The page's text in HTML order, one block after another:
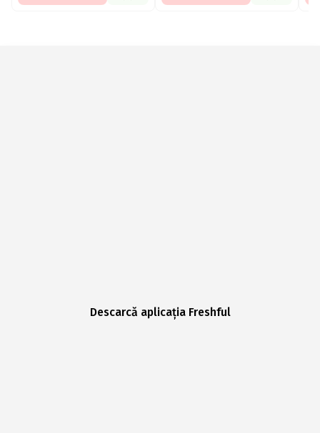
Descarcă aplicația Freshful